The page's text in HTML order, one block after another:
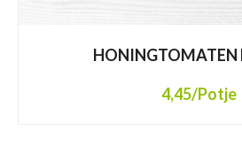
HONINGTOMATEN
4,45/Potje